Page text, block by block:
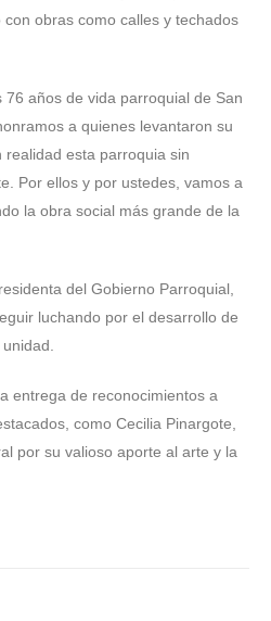
obras como calles y techados
76 años de vida parroquial de San
a quienes levantaron su
esta parroquia sin
Por ellos y por ustedes, vamos a
la obra social más grande de la
del Gobierno Parroquial,
luchando por el desarrollo de
entrega de reconocimientos a
como Cecilia Pinargote,
por su valioso aporte al arte y la